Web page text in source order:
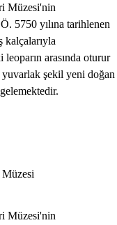
Müzesi'nin
5750 yılına tarihlenen
kalçalarıyla
arasında oturur
yuvarlak şekil yeni doğan
Müzesi'nin